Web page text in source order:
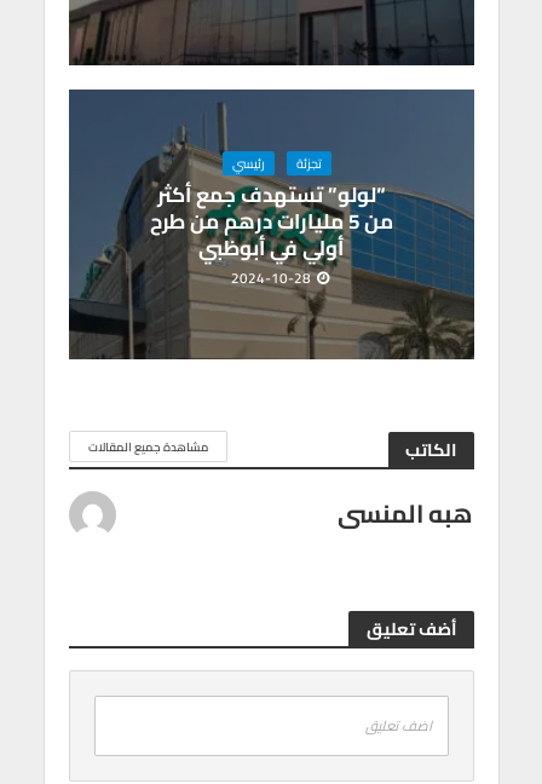
تجزئة رئيسي
“لولو” تستهدف جمع أكثر
من 5 مليارات درهم من طرح
أولي في أبوظبي
2024-10-28
الكاتب مشاهدة جميع المقالات
هبه المنسى
أضف تعليق
اضف تعليق